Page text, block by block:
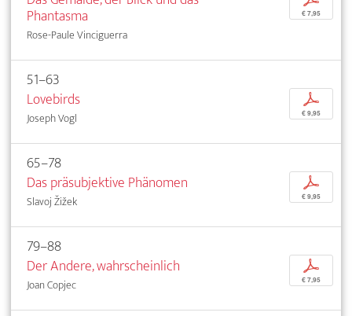
Phantasma
Rose-Paule Vinciguerra
€ 7,95
51–63
Lovebirds
Joseph Vogl
p
€ 9,95
65–78
Das präsubjektive Phänomen
Slavoj Žižek
p
€ 9,95
79–88
Der Andere, wahrscheinlich
Joan Copjec
p
€ 7,95